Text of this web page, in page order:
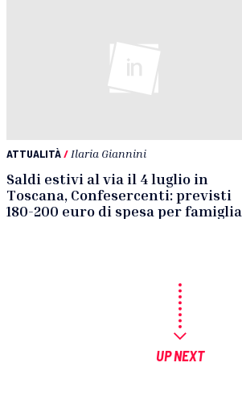
ATTUALITÀ/ Ilaria Giannini
Saldi estivi al via il 4 luglio in
Toscana, Confesercenti: previsti
180-200 euro di spesa per famiglia
UP NEXT